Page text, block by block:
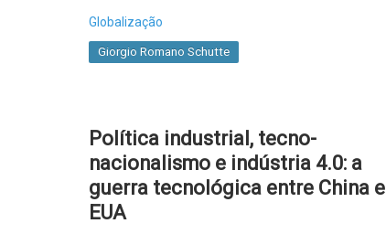
Globalização
Giorgio Romano Schutte
Política industrial, tecno-
nacionalismo e indústria 4.0: a
guerra tecnológica entre China e
EUA